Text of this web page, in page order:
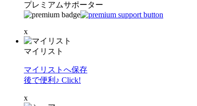
プレミアムサポーター
x
マイリスト
マイリストへ保存
後で便利♪ Click!
x